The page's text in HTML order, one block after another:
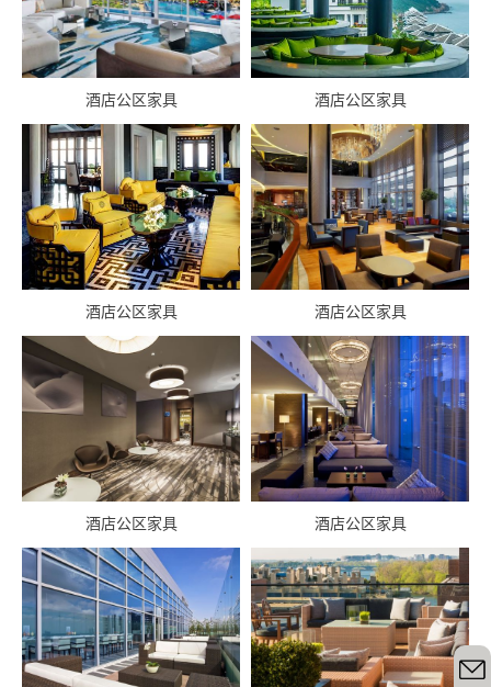
公区
大堂
餐厅/酒吧
会议室
酒店公区家具 酒店公区家具
酒店公区家具 酒店公区家具
酒店公区家具 酒店公区家具